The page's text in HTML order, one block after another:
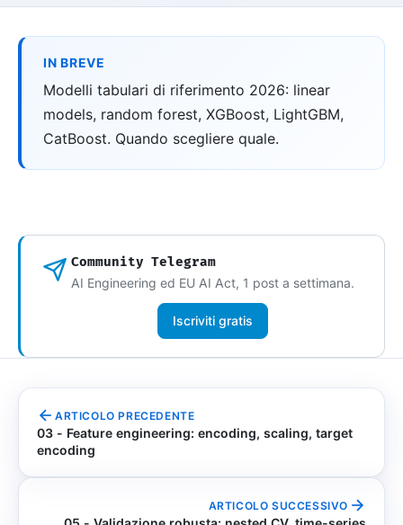
IN BREVE
Modelli tabulari di riferimento 2026: linear
models, random forest, XGBoost, LightGBM,
CatBoost. Quando scegliere quale.
Community Telegram
AI Engineering ed EU AI Act, 1 post a settimana.
Iscriviti gratis
ARTICOLO PRECEDENTE
03 - Feature engineering: encoding, scaling, target
encoding
ARTICOLO SUCCESSIVO